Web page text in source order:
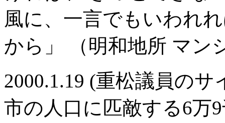
風に、一言でもいわれ
から」 （明和地所 マン
2000.1.19 (重松議員のサ
市の人口に匹敵する6万